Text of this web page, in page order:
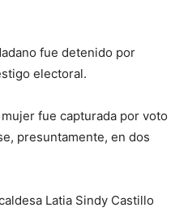
fue detenido por
electoral.
mujer fue capturada por voto
presuntamente, en dos
Latia Sindy Castillo